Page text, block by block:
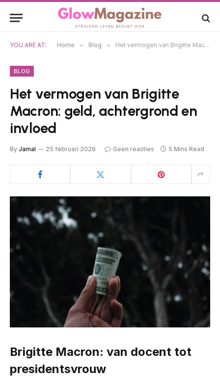
YOU ARE AT: Home » Blog » Het vermogen van Brigitte Macron: geld, achtergrond en invloed
BLOG
Het vermogen van Brigitte
Macron: geld, achtergrond en
invloed
By Jamal 25 februari 2026 Geen reacties 5 Mins Read
Brigitte Macron: van docent tot
presidentsvrouw